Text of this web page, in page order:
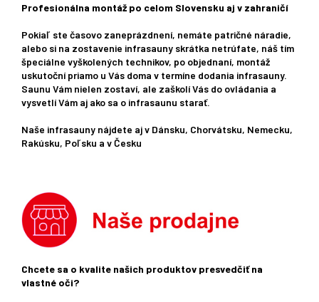
Profesionálna montáž po celom Slovensku aj v zahraničí
Pokiaľ ste časovo zaneprázdnení, nemáte patričné ​​náradie,
alebo si na zostavenie infrasauny skrátka netrúfate, náš tím
špeciálne vyškolených technikov, po objednaní, montáž
uskutoční priamo u Vás doma v termíne dodania infrasauny.
Saunu Vám nielen zostaví, ale zaškolí Vás do ovládania a
vysvetlí Vám aj ako sa o infrasaunu starať.
Naše infrasauny nájdete aj v Dánsku, Chorvátsku, Nemecku,
Rakúsku, Poľsku a v Česku
Chcete sa o kvalite našich produktov presvedčiť na
vlastné oči?